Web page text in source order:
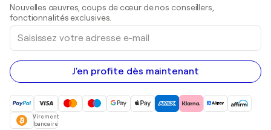
Peintures acryliques
Nouvelles œuvres, coups de cœur de nos conseillers,
fonctionnalités exclusives.
Saisissez
votre
adresse
e-
mail
J'en profite dès maintenant
Virement
bancaire